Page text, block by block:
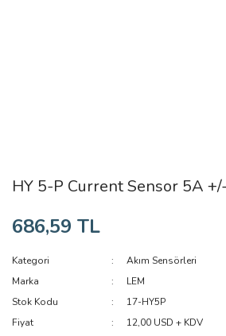
HY 5-P Current Sensor 5A
686,59 TL
Kategori
Akım Sensörleri
Marka
LEM
Stok Kodu
17-HY5P
Fiyat
12,00 USD + KDV